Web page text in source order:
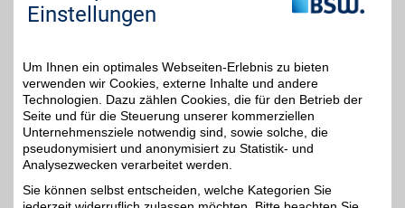
Adresse
Robert-Bosch-Str. 19
55129 Mainz
Filialen in der Nähe
Telefon0 61 31 / 91 79 - 2 15
Einstellungen
Um Ihnen ein optimales Webseiten-Erlebnis zu bieten
verwenden wir Cookies, externe Inhalte und andere
Technologien. Dazu zählen Cookies, die für den Betrieb der
Seite und für die Steuerung unserer kommerziellen
Unternehmensziele notwendig sind, sowie solche, die
pseudonymisiert und anonymisiert zu Statistik- und
Analysezwecken verarbeitet werden.
Sie können selbst entscheiden, welche Kategorien Sie